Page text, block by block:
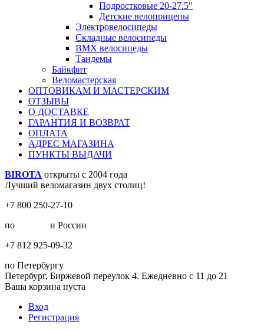
Подростковые 20-27.5"
Детские велоприцепы
Электровелосипеды
Складные велосипеды
BMX велосипеды
Тандемы
Байкфит
Веломастерская
ОПТОВИКАМ И МАСТЕРСКИМ
ОТЗЫВЫ
О ДОСТАВКЕ
ГАРАНТИЯ И ВОЗВРАТ
ОПЛАТА
АДРЕС МАГАЗИНА
ПУНКТЫ ВЫДАЧИ
BIROTA открыты с 2004 года
Лучший веломагазин двух столиц!
+7 800 250-27-10
по
и России
+7 812 925-09-32
по Петербургу
Петербург, Биржевой переулок 4. Ежедневно с 11 до 21
Ваша корзина пуста
Вход
Регистрация